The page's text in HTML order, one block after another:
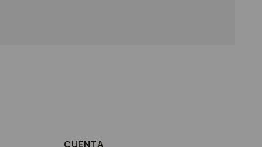
CUENTA